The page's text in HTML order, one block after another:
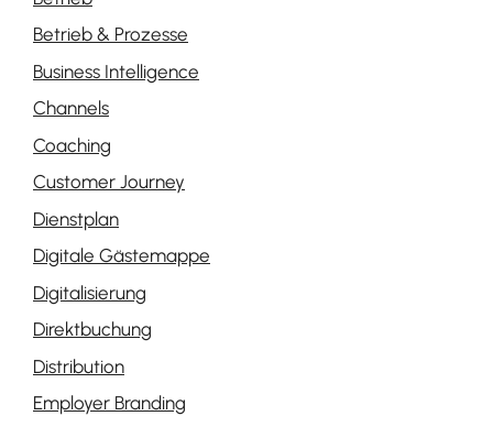
Betrieb & Prozesse
Business Intelligence
Channels
Coaching
Customer Journey
Dienstplan
Digitale Gästemappe
Digitalisierung
Direktbuchung
Distribution
Employer Branding